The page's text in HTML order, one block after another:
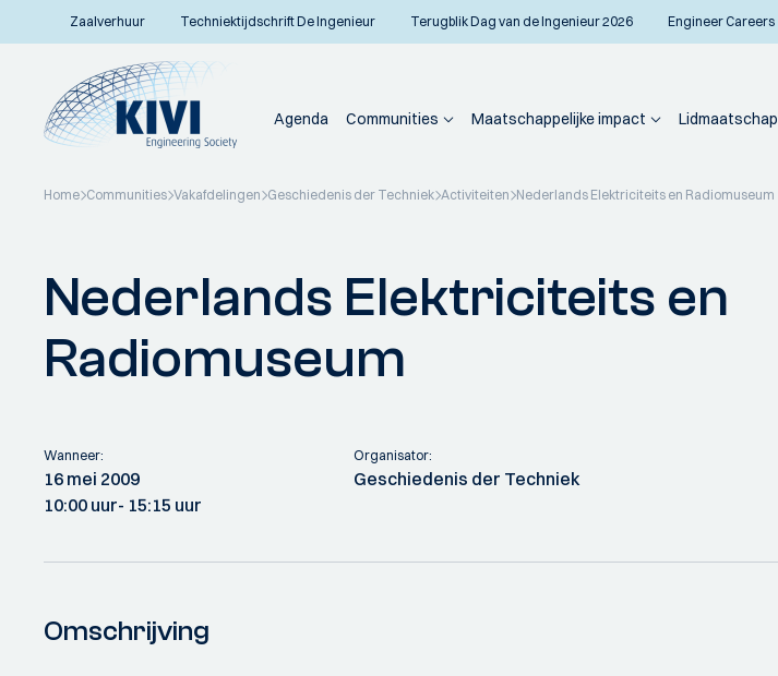
Zaalverhuur Techniektijdschrift De Ingenieur Terugblik Dag van de Ingenieur 2026 Engineer Careers
Agenda Communities Maatschappelijke impact Lidmaatschap
Home Communities Vakafdelingen Geschiedenis der Techniek Activiteiten Nederlands Elektriciteits en Radiomuseum
Nederlands Elektriciteits en
Radiomuseum
Wanneer:
16 mei 2009
10:00 uur- 15:15 uur
Organisator:
Geschiedenis der Techniek
Omschrijving